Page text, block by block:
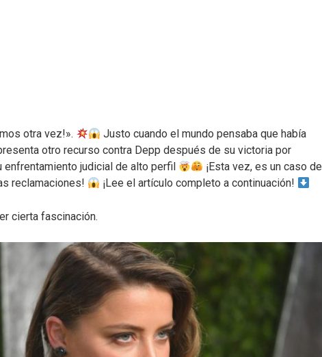
otra vez!».
Justo cuando el mundo pensaba que había
otro recurso contra Depp después de su victoria por
enfrentamiento judicial de alto perfil
¡Esta vez, es un caso de
reclamaciones!
¡Lee el artículo completo a continuación!
cierta fascinación.